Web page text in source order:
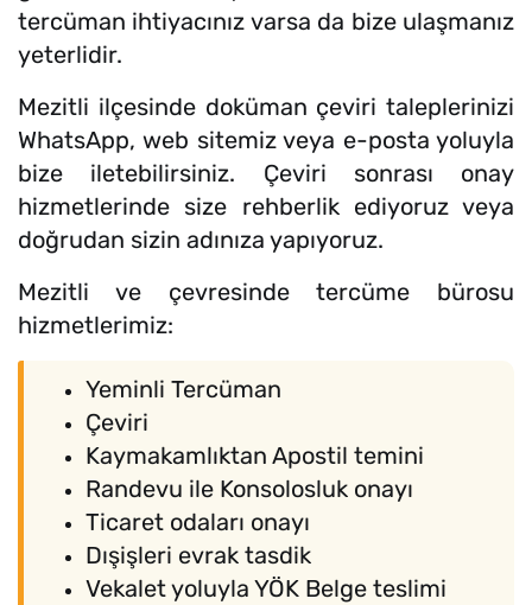
tercüman ihtiyacınız varsa da bize ulaşmanız
yeterlidir.
Mezitli ilçesinde doküman çeviri taleplerinizi
WhatsApp, web sitemiz veya e-posta yoluyla
bize iletebilirsiniz. Çeviri sonrası onay
hizmetlerinde size rehberlik ediyoruz veya
doğrudan sizin adınıza yapıyoruz.
Mezitli ve çevresinde tercüme bürosu
hizmetlerimiz:
Yeminli Tercüman
Çeviri
Kaymakamlıktan Apostil temini
Randevu ile Konsolosluk onayı
Ticaret odaları onayı
Dışişleri evrak tasdik
Vekalet yoluyla YÖK Belge teslimi